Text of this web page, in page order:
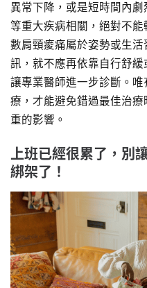
異常下降，或是短時間內
等重大疾病相關，絕對不
數肩頸痠痛屬於姿勢或生
訊，就不應再依靠自行舒緩
讓專業醫師進一步診斷。
療，才能避免錯過最佳治
重的影響。
上班已經很累了，別
綁架了！